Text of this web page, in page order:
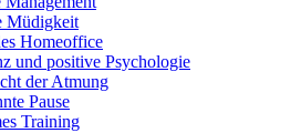
Müdigkeit
Homeoffice
und positive Psychologie
der Atmung
Pause
Training